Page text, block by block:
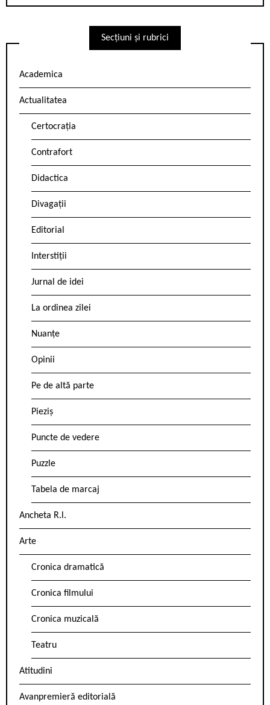
Secțiuni și rubrici
Academica
Actualitatea
Certocrația
Contrafort
Didactica
Divagații
Editorial
Interstiții
Jurnal de idei
La ordinea zilei
Nuanțe
Opinii
Pe de altă parte
Pieziș
Puncte de vedere
Puzzle
Tabela de marcaj
Ancheta R.l.
Arte
Cronica dramatică
Cronica filmului
Cronica muzicală
Teatru
Atitudini
Avanpremieră editorială